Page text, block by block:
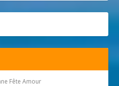
Fête Amour